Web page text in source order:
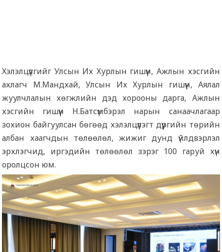
Хэлэлцүүлгийг Улсын Их Хурлын гишүүн, Ажлын хэсгийн
ахлагч М.Мандхай, Улсын Их Хурлын гишүүн, Аялал
жуулчлалын хөгжлийн дэд хорооны дарга, Ажлын
хэсгийн гишүүн Н.Батсүмбэрэл нарын санаачлагаар
зохион байгуулсан бөгөөд хэлэлцүүлэгт дүүргийн төрийн
албан хаагчдын төлөөлөл, жижиг дунд үйлдвэрлэл
эрхлэгчид, иргэдийн төлөөлөл зэрэг 100 гаруй хүн
оролцсон юм.